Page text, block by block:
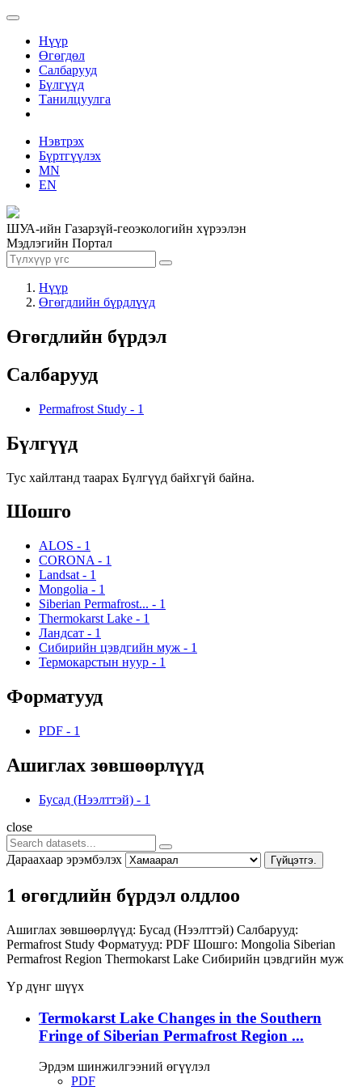
Нүүр
Өгөгдөл
Салбарууд
Бүлгүүд
Танилцуулга
Нэвтрэх
Бүртгүүлэх
MN
EN
ШУА-ийн Газарзүй-геоэкологийн хүрээлэн
Мэдлэгийн Портал
Нүүр
Өгөгдлийн бүрдлүүд
Өгөгдлийн бүрдэл
Салбарууд
Permafrost Study - 1
Бүлгүүд
Тус хайлтанд таарах Бүлгүүд байхгүй байна.
Шошго
ALOS - 1
CORONA - 1
Landsat - 1
Mongolia - 1
Siberian Permafrost... - 1
Thermokarst Lake - 1
Ландсат - 1
Сибирийн цэвдгийн муж - 1
Термокарстын нуур - 1
Форматууд
PDF - 1
Ашиглах зөвшөөрлүүд
Бусад (Нээлттэй) - 1
close
Дараахаар эрэмбэлэх Гүйцэтгэ.
1 өгөгдлийн бүрдэл олдлоо
Ашиглах зөвшөөрлүүд: Бусад (Нээлттэй) Салбарууд:
Permafrost Study Форматууд: PDF Шошго: Mongolia Siberian
Permafrost Region Thermokarst Lake Сибирийн цэвдгийн муж
Үр дүнг шүүх
Termokarst Lake Changes in the Southern
Fringe of Siberian Permafrost Region ...
Эрдэм шинжилгээний өгүүлэл
PDF